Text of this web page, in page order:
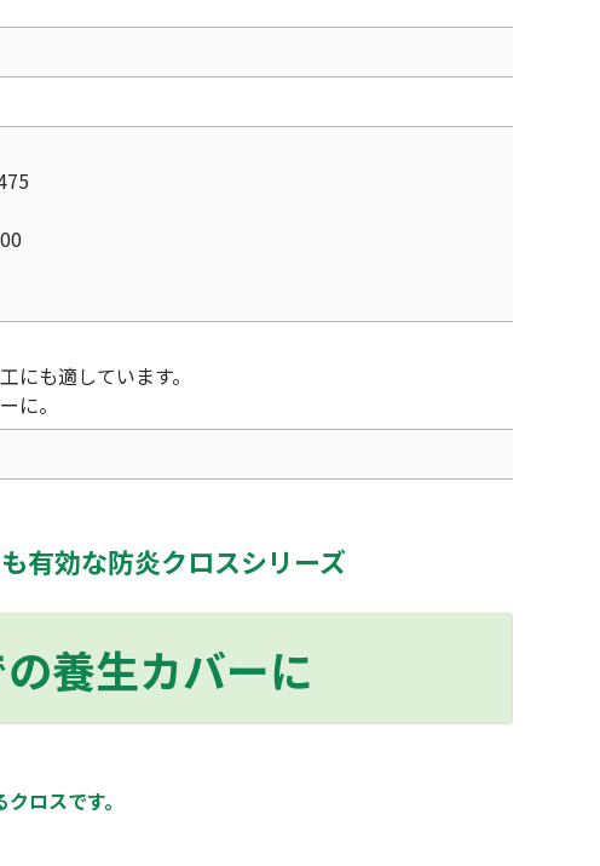
にも適しています。
に。
有効な防炎クロスシリーズ
養生カバーに
ロスです。